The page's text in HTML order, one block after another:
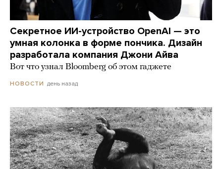
Секретное ИИ-устройство OpenAI — это
умная колонка в форме пончика. Дизайн
разработала компания Джони Айва
Вот что узнал Bloomberg об этом гаджете
НОВОСТИ день назад